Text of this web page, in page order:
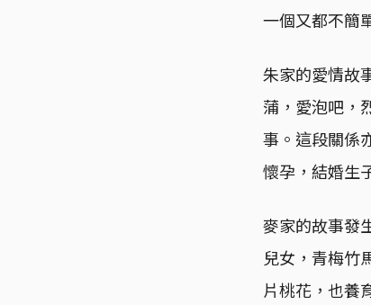
一個又都不簡
朱家的愛情故
蒲，愛泡吧，
事。這段關係
懷孕，結婚生
麥家的故事發
兒女，青梅竹
片桃花，也養